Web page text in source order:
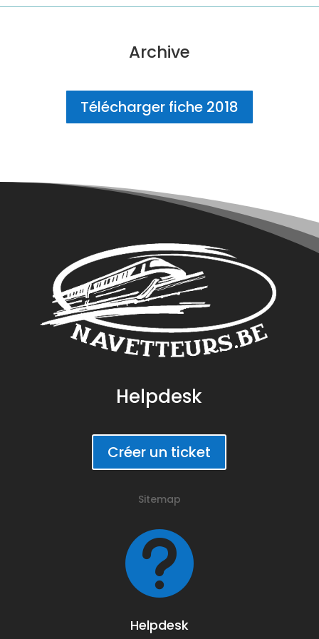
Archive
Télécharger fiche 2018
Helpdesk
Créer un ticket
Sitemap

Helpdesk